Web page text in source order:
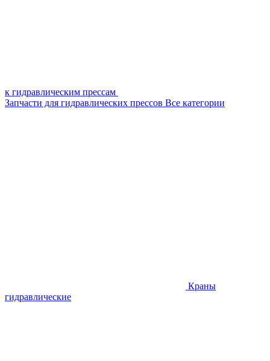
к гидравлическим прессам
Запчасти для гидравлических прессов Все категории
Краны
гидравлические